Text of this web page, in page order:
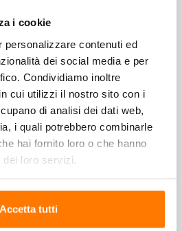
i cookie
personalizzare contenuti ed
dei social media e per
Condividiamo inoltre
cui utilizzi il nostro sito con i
di analisi dei dati web,
i quali potrebbero combinarle
hai fornito loro o che hanno
loro servizi.
Accetta tutti
biologica
in cassetta con selezione dei
sulle bucce per 10 giorni e
con lieviti locali